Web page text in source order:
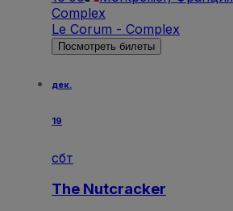
Complex
Le Corum - Complex
Посмотреть билеты
дек.
19
сбт
The Nutcracker